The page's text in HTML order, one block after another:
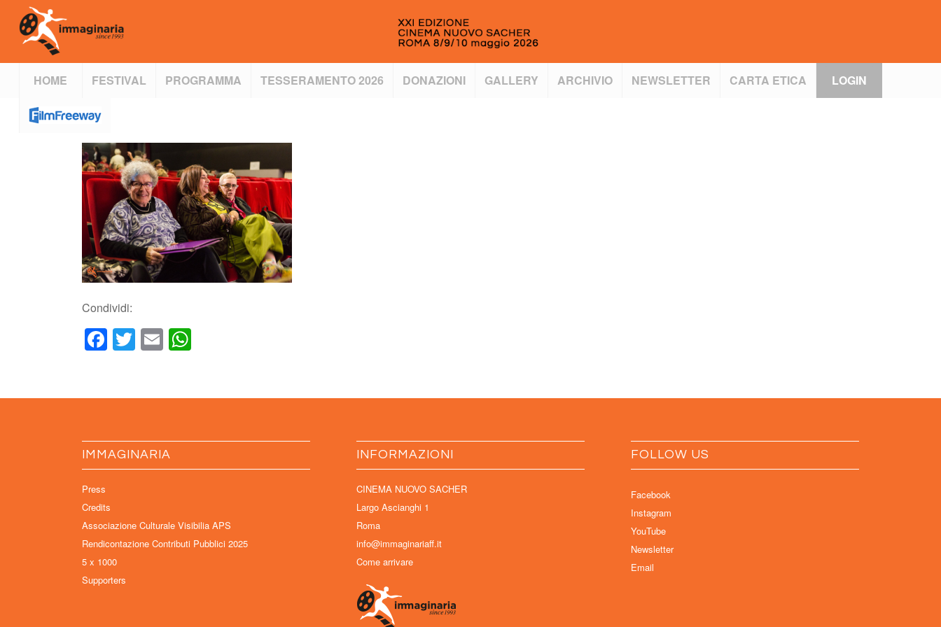
HOME FESTIVAL PROGRAMMA TESSERAMENTO 2026 DONAZIONI GALLERY ARCHIVIO NEWSLETTER CARTA ETICA LOGIN
Condividi:
Facebook
Twitter
Email
IMMAGINARIA
Press
Credits
Associazione Culturale Visibilia APS
Rendicontazione Contributi Pubblici 2025
5 x 1000
Supporters
INFORMAZIONI
CINEMA NUOVO SACHER
Largo Ascianghi 1
Roma
info@immaginariaff.it
Come arrivare
FOLLOW US
Facebook
Instagram
YouTube
Newsletter
Email